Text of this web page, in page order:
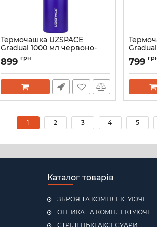
Термочашка UZSPACE
Gradual 1000 мл червоно-
синя 4204GR
Артикул:
899 грн
4203GR
Артикул:
799
1 2 3 4 5
Каталог товарів
ЗБРОЯ ТА КОМПЛЕКТУЮЧІ
ОПТИКА ТА КОМПЛЕКТУЮЧІ
СТРІЛЕЦЬКІ АКСЕСУАРИ